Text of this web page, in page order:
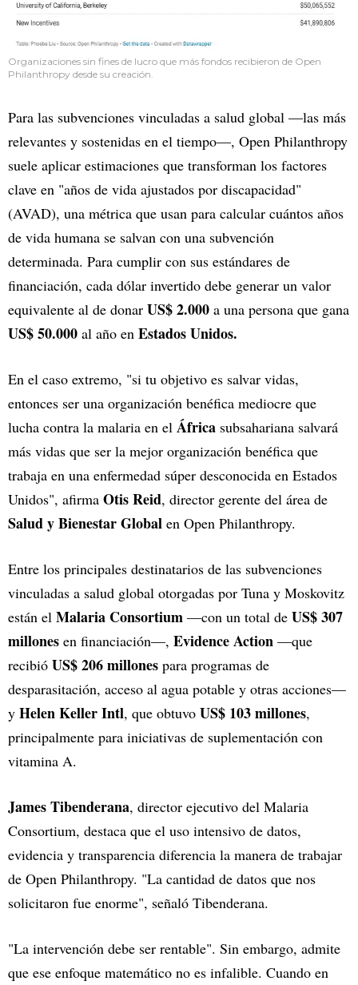
Organizaciones sin fines de lucro que más fondos recibieron de Open
Philanthropy desde su creación.
Para las subvenciones vinculadas a salud global —las más
relevantes y sostenidas en el tiempo—, Open Philanthropy
suele aplicar estimaciones que transforman los factores
clave en "años de vida ajustados por discapacidad"
(AVAD), una métrica que usan para calcular cuántos años
de vida humana se salvan con una subvención
determinada. Para cumplir con sus estándares de
financiación, cada dólar invertido debe generar un valor
equivalente al de donar US$ 2.000 a una persona que gana
US$ 50.000 al año en Estados Unidos.
En el caso extremo, "si tu objetivo es salvar vidas,
entonces ser una organización benéfica mediocre que
lucha contra la malaria en el África subsahariana salvará
más vidas que ser la mejor organización benéfica que
trabaja en una enfermedad súper desconocida en Estados
Unidos", afirma Otis Reid, director gerente del área de
Salud y Bienestar Global en Open Philanthropy.
Entre los principales destinatarios de las subvenciones
vinculadas a salud global otorgadas por Tuna y Moskovitz
están el Malaria Consortium —con un total de US$ 307
millones en financiación—, Evidence Action —que
recibió US$ 206 millones para programas de
desparasitación, acceso al agua potable y otras acciones—
y Helen Keller Intl, que obtuvo US$ 103 millones,
principalmente para iniciativas de suplementación con
vitamina A.
James Tibenderana, director ejecutivo del Malaria
Consortium, destaca que el uso intensivo de datos,
evidencia y transparencia diferencia la manera de trabajar
de Open Philanthropy. "La cantidad de datos que nos
solicitaron fue enorme", señaló Tibenderana.
"La intervención debe ser rentable". Sin embargo, admite
que ese enfoque matemático no es infalible. Cuando en